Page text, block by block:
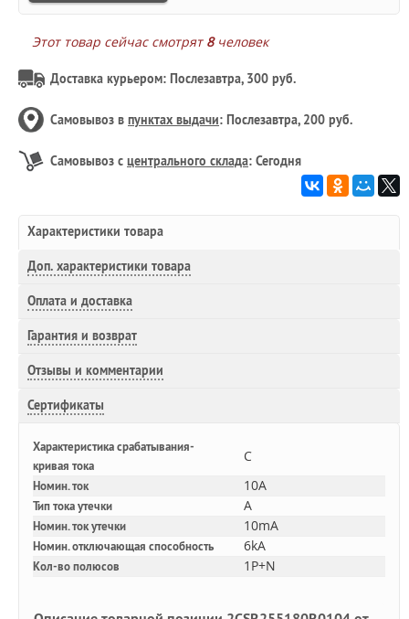
Этот товар сейчас смотрят 8человек
Доставка курьером: Послезавтра, 300 руб.
Самовывоз в пунктах выдачи: Послезавтра, 200 руб.
Самовывоз с центрального склада: Сегодня
Характеристики товара
Доп. характеристики товара
Оплата и доставка
Гарантия и возврат
Отзывы и комментарии
Сертификаты
Характеристика срабатывания-
кривая тока
C
Номин. ток 10A
Тип тока утечки A
Номин. ток утечки 10mA
Номин. отключающая способность 6kA
Кол-во полюсов 1P+N